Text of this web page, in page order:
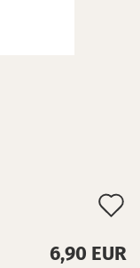
6,90 EUR